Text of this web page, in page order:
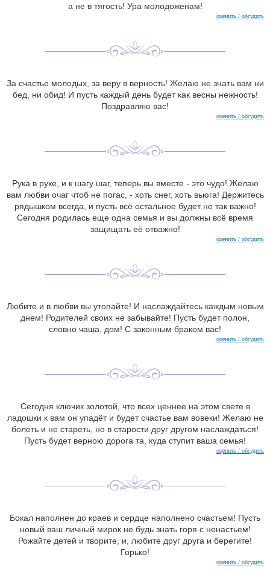
а не в тягость! Ура молодоженам!
оценить / обсудить
За счастье молодых, за веру в верность! Желаю не знать вам ни
бед, ни обид! И пусть каждый день будет как весны нежность!
Поздравляю вас!
оценить / обсудить
Рука в руке, и к шагу шаг, теперь вы вместе - это чудо! Желаю
вам любви очаг чтоб не погас, - хоть снег, хоть вьюга! Держитесь
рядышком всегда, и пусть всё остальное будет не так важно!
Сегодня родилась еще одна семья и вы должны всё время
защищать её отважно!
оценить / обсудить
Любите и в любви вы утопайте! И наслаждайтесь каждым новым
днем! Родителей своих не забывайте! Пусть будет полон,
словно чаша, дом! С законным браком вас!
оценить / обсудить
Сегодня ключик золотой, что всех ценнее на этом свете в
ладошки к вам он упадёт и будет счастье вам вовеки! Желаю не
болеть и не стареть, но в старости друг другом наслаждаться!
Пусть будет верною дорога та, куда ступит ваша семья!
оценить / обсудить
Бокал наполнен до краев и сердце наполнено счастьем! Пусть
новый ваш личный мирок не будь знать горя с ненастьем!
Рожайте детей и творите, и, любите друг друга и берегите!
Горько!
оценить / обсудить